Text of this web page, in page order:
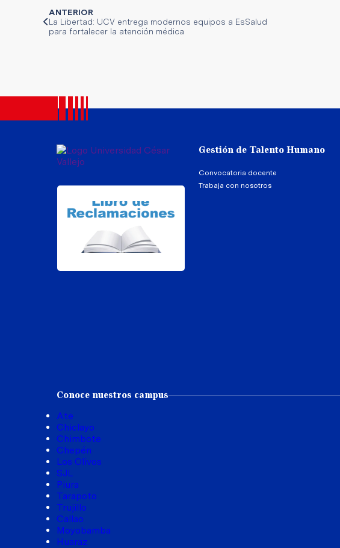
ANTERIOR
La Libertad: UCV entrega modernos equipos a EsSalud
para fortalecer la atención médica
Gestión de Talento Humano
Convocatoria docente
Trabaja con nosotros
Conoce nuestros campus
Ate
Chiclayo
Chimbote
Chepén
Los Olivos
SJL
Piura
Tarapoto
Trujillo
Callao
Moyobamba
Huaraz